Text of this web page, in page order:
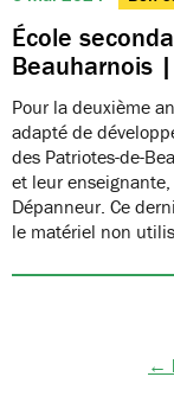
École
Beauharnois
Pour la deuxième
adapté de
des Patriotes-de-
et leur
Dépanneur. Ce
le matériel non
←